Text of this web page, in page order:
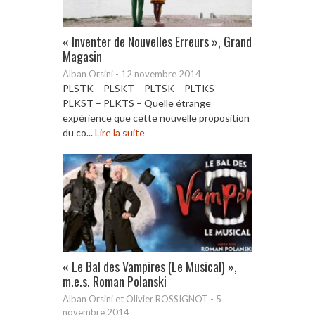
« Inventer de Nouvelles Erreurs », Grand
Magasin
Alban Orsini - 12 novembre 2014
PLSTK – PLSKT – PLTSK – PLTKS –
PLKST – PLKTS – Quelle étrange
expérience que cette nouvelle proposition
du co...Lire la suite
« Le Bal des Vampires (Le Musical) »,
m.e.s. Roman Polanski
Alban Orsini et Olivier ROSSIGNOT - 5
novembre 2014